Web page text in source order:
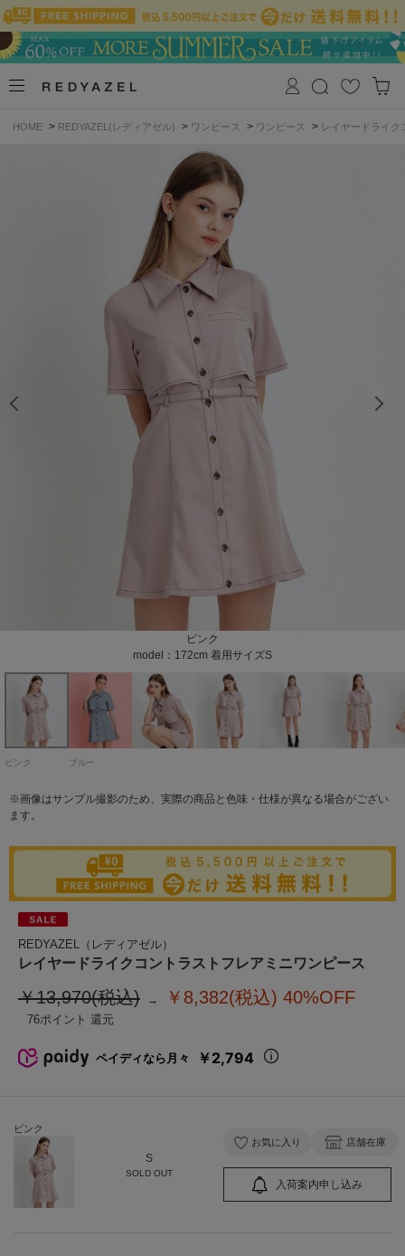
HOME > REDYAZEL(レディアゼル) > ワンピース > ワンピース > レイヤードライク
ピンク
model：172cm 着用サイズS
ブルー
model：172cm 着用サイズS
model：172cm 着用サイズS
model：172cm 着用サイズS
model：172cm 着用サイズS
model：172cm 着用サイズS
model：172cm 着用サイズS
model：172cm 着用サイズS
model：172cm 着用サイズS
model：172cm 着用サイズS
model：172cm 着用サイズS
model：172cm 着用サイズS
model：172cm 着用サイズS
model：172cm 着用サイズS
model：172cm 着用サイズS
model：172cm 着用サイズS
model：172cm 着用サイズS
model：172cm 着用サイズS
model：172cm 着用サイズS
model：172cm 着用サイズS
model：172cm 着用サイズS
model：172cm 着用サイズS
model：172cm 着用サイズS
model：172cm 着用サイズS
ピンク ブルー
※画像はサンプル撮影のため、実際の商品と色味・仕様が異なる場合がござい
ます。
REDYAZEL（レディアゼル）
レイヤードライクコントラストフレアミニワンピース
￥13,970(税込) ￥8,382(税込) 40%OFF
76
ピンク
S
SOLD OUT
お気に入り 店舗在庫
入荷案内申し込み
ペイディなら月々 ￥2,794